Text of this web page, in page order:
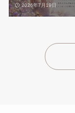
2026年7月19日